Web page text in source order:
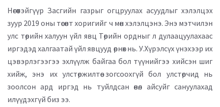
Нөгөөтэйгүүр Засгийн газрыг огцруулах асуудлыг хэлэлцэх
зуур 2019 оны төсөвт хоригийг ч мөн хэлэлцэнэ. Энэ мэтчилэн
улс төрийн халуун үйл явц Төрийн ордныг л дулаацуулахаас
иргэдэд халгаатай үйл явцууд өрнөх нь. У.Хүрэлсүх үнэхээр их
цэвэрлэгээгээ эхлүүлж байгаа бол түүнийгээ хийсэн шиг
хийж, энэ их улстөржилтөө зогсоохгүй бол улстөрчид нь
зоолсон ард иргэд нь туйлдсан өвөл айсуйг сануулахад
илүүдэхгүй биз ээ.